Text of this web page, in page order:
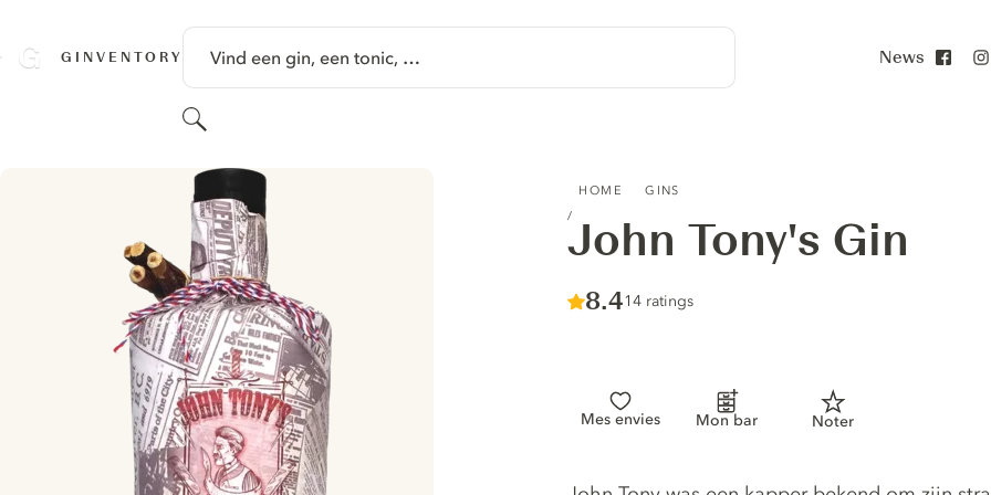
GINVENTORY Vind een gin, een tonic, …
Zoeken
News
HOME GINS
John Tony's Gin
Score :
8.4/ 10
14 ratings
Mes envies Mon bar Noter